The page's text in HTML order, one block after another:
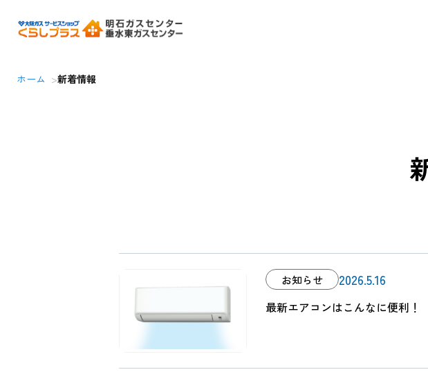
新着情報 アーカイブ - 2ページ目 (3ペー
ホーム 新着情報
お知らせ 2026.5.16
最新エアコンはこんなに便利！